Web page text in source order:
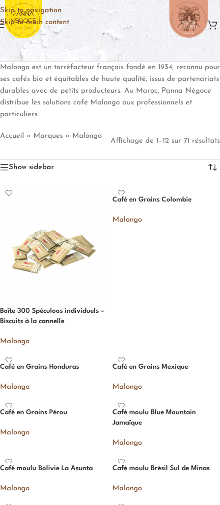
Skip to navigation
Skip to main content
Malongo est un torréfacteur français fondé en 1934, reconnu pour
ses cafés bio et équitables de haute qualité, issus de partenariats
durables avec de petits producteurs. Au Maroc, Panna Négoce
distribue les solutions café Malongo aux professionnels et
particuliers.
Accueil » Marques » Malongo
Affichage de 1–12 sur 71 résultats
Show sidebar
Boîte 300 Spéculoos individuels –
Biscuits à la cannelle
Malongo
Café en Grains Colombie
Malongo
Café en Grains Honduras
Malongo
Café en Grains Mexique
Malongo
Café en Grains Pérou
Malongo
Café moulu Blue Mountain
Jamaïque
Malongo
Café moulu Bolivie La Asunta
Malongo
Café moulu Brésil Sul de Minas
Malongo